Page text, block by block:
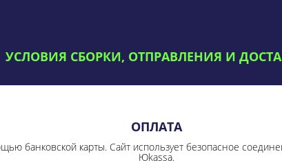
УСЛОВИЯ СБОРКИ, ОТПРАВЛЕНИЯ И
ОПЛАТА
банковской карты. Сайт использует безопасное
Юkassa.